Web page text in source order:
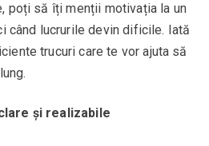
poți să îți menții motivația la un
când lucrurile devin dificile. Iată
trucuri care te vor ajuta să
și realizabile